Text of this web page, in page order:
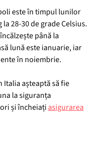
este în timpul lunilor
28-30 de grade Celsius.
până la
lună este ianuarie, iar
în noiembrie.
Italia așteaptă să fie
la siguranța
și încheiați asigurarea